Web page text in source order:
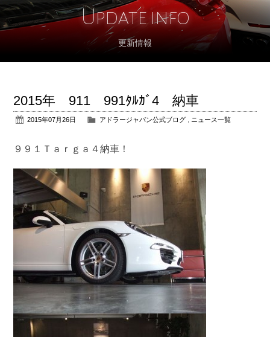
購入から納車までの流れ
公式ブログ
アクセス
お問い合わせ
Update info
更新情報
2015年 911 991ﾀﾙｶﾞ4 納車
2015年07月26日 アドラージャパン公式ブログ ニュース一覧
９９１Ｔａｒｇａ４納車！